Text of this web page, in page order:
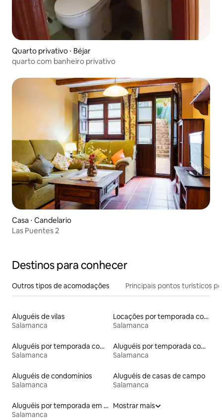
Quarto privativo ⋅ Béjar
quarto com banheiro privativo
Casa ⋅ Candelario
Las Puentes 2
Destinos para conhecer
Outros tipos de acomodações Principais pontos turísticos
Aluguéis de vilas
Salamanca
Locações por temporada com piscina
Salamanca
Aluguéis por temporada com café da manhã
Salamanca
Aluguéis por temporada com banheira de hidromassagem
Salamanca
Aluguéis de condomínios
Salamanca
Aluguéis de casas de campo
Salamanca
Aluguéis por temporada em albergue
Salamanca
Mostrar mais